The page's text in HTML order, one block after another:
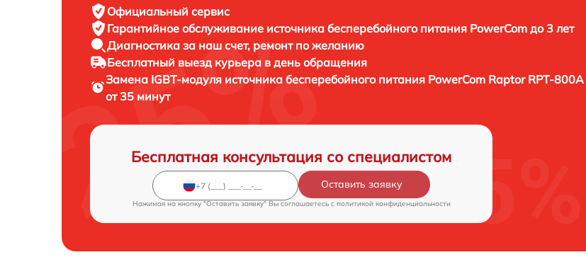
Официальный сервис
Гарантийное обслуживание источника бесперебойного питания PowerCom до 3 лет
Диагностика за наш счет, ремонт по желанию
Бесплатный выезд курьера в день обращения
Замена IGBT-модуля источника бесперебойного питания PowerCom Raptor RPT-800A
от 35 минут
Бесплатная консультация со специалистом
Оставить заявку
Нажимая на кнопку "Оставить заявку" Вы соглашаетесь c политикой конфиденциальности